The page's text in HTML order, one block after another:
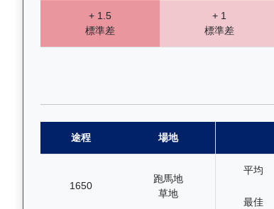
+ 1.5
標準差
+ 1
標準差
途程 場地
1650
跑馬地
草地
平均
最佳